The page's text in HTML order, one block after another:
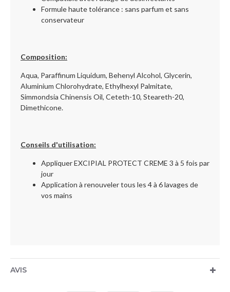
Formule haute tolérance : sans parfum et sans
conservateur
Composition:
Aqua, Paraffinum Liquidum, Behenyl Alcohol, Glycerin,
Aluminium Chlorohydrate, Ethylhexyl Palmitate,
Simmondsia Chinensis Oil, Ceteth-10, Steareth-20,
Dimethicone.
Conseils d'utilisation:
Appliquer EXCIPIAL PROTECT CREME 3 à 5 fois par
jour
Application à renouveler tous les 4 à 6 lavages de
vos mains
AVIS